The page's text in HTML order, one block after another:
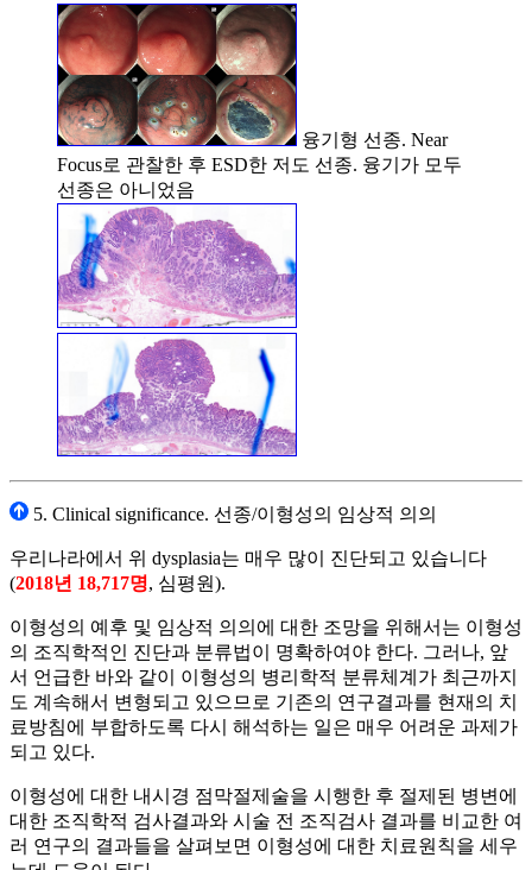
융기형 선종. Near
Focus로 관찰한 후 ESD한 저도 선종. 융기가 모두
선종은 아니었음
5. Clinical significance. 선종/이형성의 임상적 의의
우리나라에서 위 dysplasia는 매우 많이 진단되고 있습니다
(2018년 18,717명, 심평원).
이형성의 예후 및 임상적 의의에 대한 조망을 위해서는 이형성
의 조직학적인 진단과 분류법이 명확하여야 한다. 그러나, 앞
서 언급한 바와 같이 이형성의 병리학적 분류체계가 최근까지
도 계속해서 변형되고 있으므로 기존의 연구결과를 현재의 치
료방침에 부합하도록 다시 해석하는 일은 매우 어려운 과제가
되고 있다.
이형성에 대한 내시경 점막절제술을 시행한 후 절제된 병변에
대한 조직학적 검사결과와 시술 전 조직검사 결과를 비교한 여
러 연구의 결과들을 살펴보면 이형성에 대한 치료원칙을 세우